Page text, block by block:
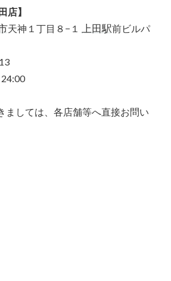
店】
天神１丁目８−１ 上田駅前ビルパ
ましては、各店舗等へ直接お問い